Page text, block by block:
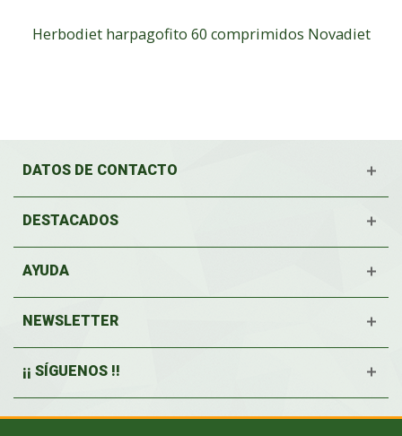
Herbodiet harpagofito 60 comprimidos Novadiet
DATOS DE CONTACTO
DESTACADOS
AYUDA
NEWSLETTER
¡¡ SÍGUENOS !!